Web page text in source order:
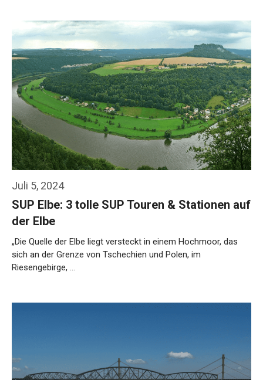
Juli 5, 2024
SUP Elbe: 3 tolle SUP Touren & Stationen auf
der Elbe
„Die Quelle der Elbe liegt versteckt in einem Hochmoor, das
sich an der Grenze von Tschechien und Polen, im
Riesengebirge, …